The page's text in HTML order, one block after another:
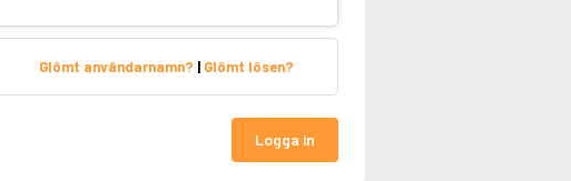
Glömt användarnamn? | Glömt lösen?
Logga in